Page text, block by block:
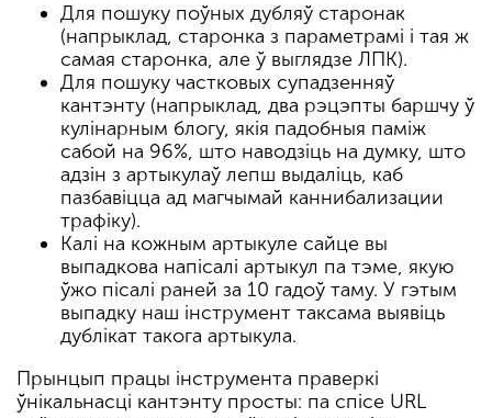
Для пошуку поўных дубляў старонак
(напрыклад, старонка з параметрамі і тая ж
самая старонка, але ў выглядзе ЛПК).
Для пошуку частковых супадзенняў
кантэнту (напрыклад, два рэцэпты баршчу ў
кулінарным блогу, якія падобныя паміж
сабой на 96%, што наводзіць на думку, што
адзін з артыкулаў лепш выдаліць, каб
пазбавіцца ад магчымай каннибализации
трафіку).
Калі на кожным артыкуле сайце вы
выпадкова напісалі артыкул па тэме, якую
ўжо пісалі раней за 10 гадоў таму. У гэтым
выпадку наш інструмент таксама выявіць
дублікат такога артыкула.
Прынцып працы інструмента праверкі
ўнікальнасці кантэнту просты: па спісе URL